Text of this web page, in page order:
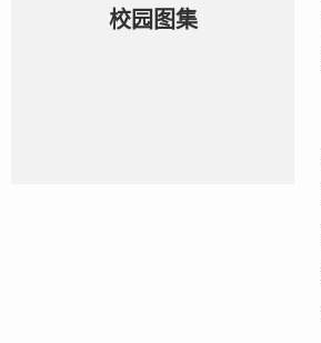
校园图集